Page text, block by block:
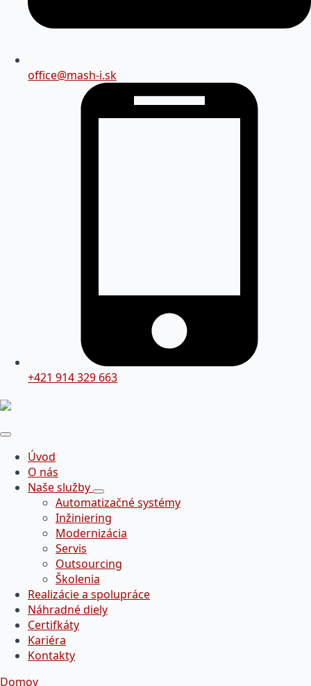
office@mash-i.sk
+421 914 329 663
Úvod
O nás
Naše služby
Automatizačné systémy
Inžiniering
Modernizácia
Servis
Outsourcing
Školenia
Realizácie a spolupráce
Náhradné diely
Certifkáty
Kariéra
Kontakty
Domov